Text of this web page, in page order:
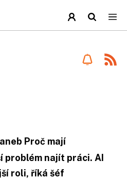
Proč mají
problém najít práci. AI
roli, říká šéf